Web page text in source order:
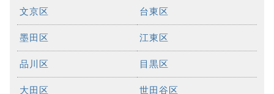
文京区 台東区
墨田区 江東区
品川区 目黒区
大田区 世田谷区